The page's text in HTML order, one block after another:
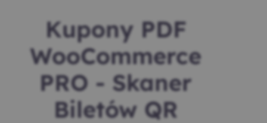
Kupony PDF
WooCommerce
PRO - Skaner
Biletów QR